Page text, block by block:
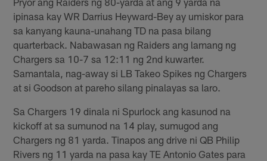
ipinasa kay WR Darrius Heyward-Bey ay umiskor para
sa kanyang kauna-unahang TD na pasa bilang
quarterback. Nabawasan ng Raiders ang lamang ng
Chargers sa 10-7 sa 12:11 ng 2nd kuwarter.
Samantala, nag-away si LB Takeo Spikes ng Chargers
at si Goodson at pareho silang pinalayas sa laro.
Sa Chargers 19 dinala ni Spurlock ang kasunod na
kickoff at sa sumunod na 14 play, sumugod ang
Chargers ng 81 yarda. Tinapos ang drive ni QB Philip
Rivers ng 11 yarda na pasa kay TE Antonio Gates para